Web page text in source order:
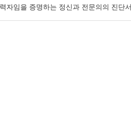
자임을 증명하는 정신과 전문의의 진단서